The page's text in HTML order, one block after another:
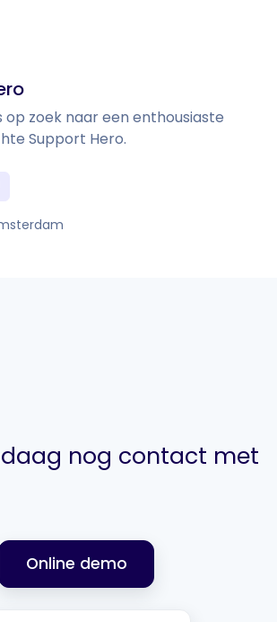
op zoek naar een enthousiaste
Support Hero.
nog contact met
Online demo